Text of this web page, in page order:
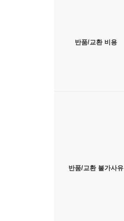
반품/교환 비용
반품/교환 불가사유